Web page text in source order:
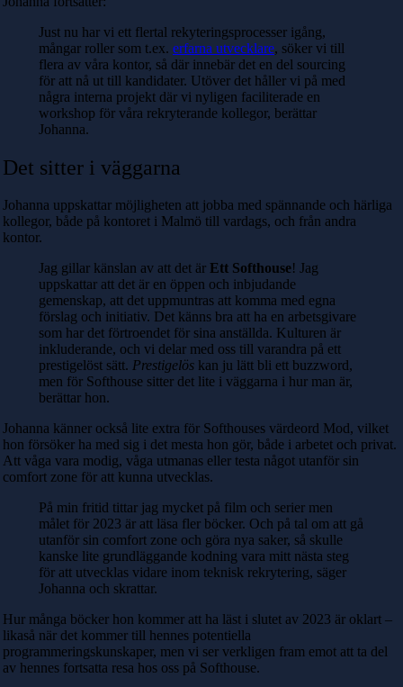
Just nu har vi ett flertal rekyteringsprocesser igång,
mångar roller som t.ex. erfarna utvecklare, söker vi till
flera av våra kontor, så där innebär det en del sourcing
för att nå ut till kandidater. Utöver det håller vi på med
några interna projekt där vi nyligen faciliterade en
workshop för våra rekryterande kollegor, berättar
Johanna.
Det sitter i väggarna
Johanna uppskattar möjligheten att jobba med spännande och härliga
kollegor, både på kontoret i Malmö till vardags, och från andra
kontor.
Jag gillar känslan av att det är Ett Softhouse! Jag
uppskattar att det är en öppen och inbjudande
gemenskap, att det uppmuntras att komma med egna
förslag och initiativ. Det känns bra att ha en arbetsgivare
som har det förtroendet för sina anställda. Kulturen är
inkluderande, och vi delar med oss till varandra på ett
prestigelöst sätt. Prestigelös kan ju lätt bli ett buzzword,
men för Softhouse sitter det lite i väggarna i hur man är,
berättar hon.
Johanna känner också lite extra för Softhouses värdeord Mod, vilket
hon försöker ha med sig i det mesta hon gör, både i arbetet och privat.
Att våga vara modig, våga utmanas eller testa något utanför sin
comfort zone för att kunna utvecklas.
På min fritid tittar jag mycket på film och serier men
målet för 2023 är att läsa fler böcker. Och på tal om att gå
utanför sin comfort zone och göra nya saker, så skulle
kanske lite grundläggande kodning vara mitt nästa steg
för att utvecklas vidare inom teknisk rekrytering, säger
Johanna och skrattar.
Hur många böcker hon kommer att ha läst i slutet av 2023 är oklart –
likaså när det kommer till hennes potentiella
programmeringskunskaper, men vi ser verkligen fram emot att ta del
av hennes fortsatta resa hos oss på Softhouse.